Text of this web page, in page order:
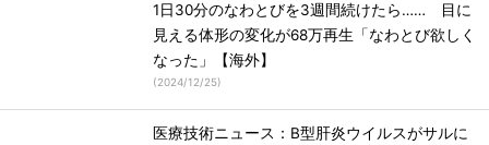
1日30分のなわとびを3週間続けたら…… 目に
見える体形の変化が68万再生「なわとび欲しく
なった」【海外】
(2024/12/25)
医療技術ニュース：B型肝炎ウイルスがサルに